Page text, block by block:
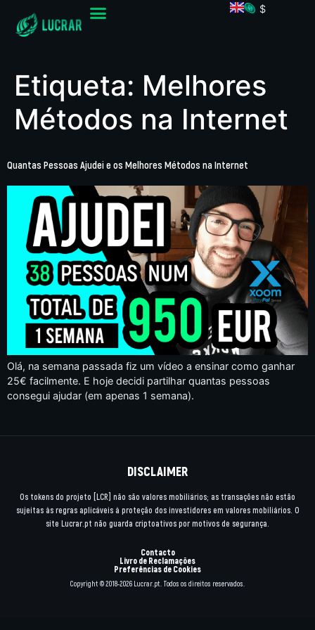
$
Etiqueta: Melhores
Métodos na Internet
Quantas Pessoas Ajudei e os Melhores Métodos na Internet
Olá, na semana passada fiz um vídeo a ensinar como ganhar
25€ facilmente. E hoje decidi partilhar quantas pessoas
consegui ajudar (em apenas 1 semana).
DISCLAIMER
Os tokens do projeto [LCR] não são valores mobiliários; as transações não estão
sujeitas às regras aplicáveis à proteção dos investidores em valores mobiliários. O
site Lucrar.pt não guarda criptoativos por motivos de segurança.
Contacto
Livro de Reclamações
Preferências de Cookies
Copyright © 2018-2026 Lucrar.pt. Todos os direitos reservados.